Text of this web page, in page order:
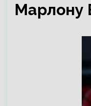
Марлону